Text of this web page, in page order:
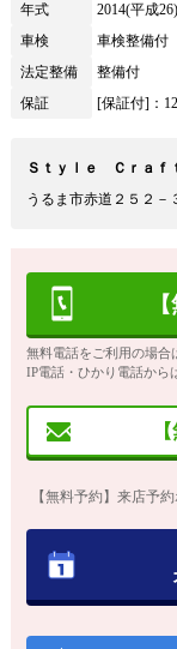
年式 2014(平成
車検
車検整備付
法定整備
整備付
保証
[保証付]：
Ｓｔｙｌｅ Ｃｒａｆ
うるま市赤道２５２－
無料電話をご利用の場合
IP電話・ひかり電話から
【無料予約】来店予